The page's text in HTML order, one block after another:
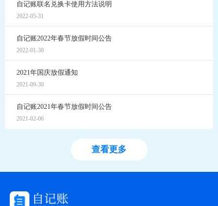
自记账联名兑换卡使用方法说明
2022-05-31
自记账2022年春节放假时间公告
2022-01-30
2021年国庆放假通知
2021-09-30
自记账2021年春节放假时间公告
2021-02-06
查看更多